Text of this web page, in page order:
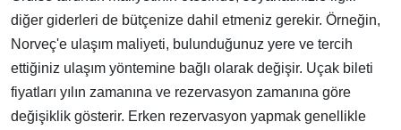
diğer giderleri de bütçenize dahil etmeniz gerekir. Örneğin,
Norveç'e ulaşım maliyeti, bulunduğunuz yere ve tercih
ettiğiniz ulaşım yöntemine bağlı olarak değişir. Uçak bileti
fiyatları yılın zamanına ve rezervasyon zamanına göre
değişiklik gösterir. Erken rezervasyon yapmak genellikle